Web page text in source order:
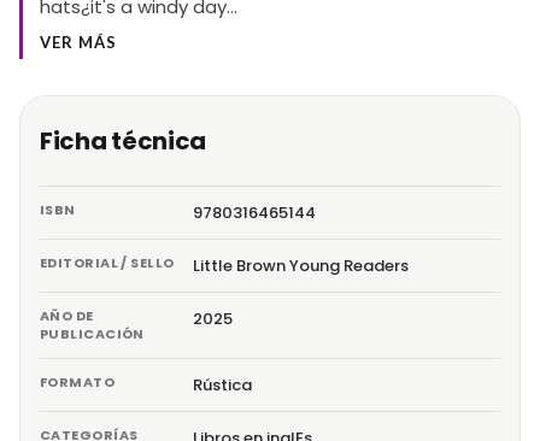
hats¿it's a windy day…
VER MÁS
Ficha técnica
ISBN 9780316465144
EDITORIAL / SELLO Little Brown Young Readers
AÑO DE
PUBLICACIÓN
2025
FORMATO Rústica
CATEGORÍAS